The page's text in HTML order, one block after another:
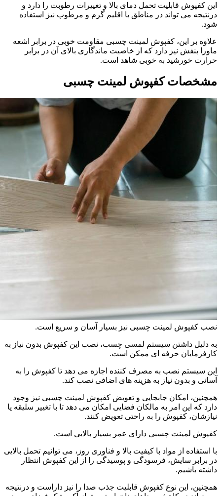
این کفپوش قابلیت تحمل دمای بالا و تغییرات رطوبت را دارد و
درنتیجه می تواند در مناطق با اقلیم گرم و مرطوب نیز استفاده
شود.
علاوه بر این، کفپوش لمینت چسبی مقاومت خوبی در برابر اشعه
ماورا بنفش نیز دارد که از خاصیت ماندگاری بالای آن در برابر
حرارت خورشید به خوبی شاهد است.
مشخصات کفپوش لمینت چسبی
نصب کفپوش لمینت چسبی نیز بسیار آسان و سریع است.
به دلیل داشتن سیستم لمسی چسب، نصب این کفپوش بدون نیاز به
کارفرمایان حرفه ای ممکن است.
این سیستم نصب به مصرف کننده اجازه می دهد تا کفپوش را به
آسانی و بدون نیاز به هزینه های اضافی نصب کند.
همچنین، امکان جابجایی و تعویض کفپوش لمینت چسبی نیز وجود
دارد که این امر به مالکان فضایی امکان می دهد تا با تغییر سلیقه یا
نیازشان، کفپوش را به راحتی تعویض کنند.
کفپوش لمینت چسبی دارای عمر بسیار بالایی است.
با استفاده از مواد با کیفیت بالا و فناوری روز، می توانیم تحمل بالایی
در برابر سایش، فرسودگی و پوسیدگی را از این کفپوش انتظار
داشته باشیم.
همچنین، این نوع کفپوش قابلیت جذب صدا را نیز داراست و درنتیجه